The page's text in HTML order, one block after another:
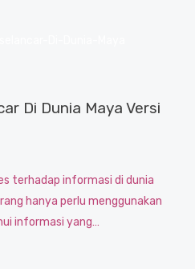
Di Dunia Maya Versi
terhadap informasi di dunia
hanya perlu menggunakan
informasi yang…